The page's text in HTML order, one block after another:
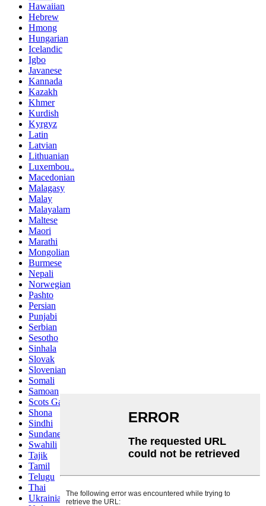
Hawaiian
Hebrew
Hmong
Hungarian
Icelandic
Igbo
Javanese
Kannada
Kazakh
Khmer
Kurdish
Kyrgyz
Latin
Latvian
Lithuanian
Luxembou..
Macedonian
Malagasy
Malay
Malayalam
Maltese
Maori
Marathi
Mongolian
Burmese
Nepali
Norwegian
Pashto
Persian
Punjabi
Serbian
Sesotho
Sinhala
Slovak
Slovenian
Somali
Samoan
Scots Gaelic
Shona
Sindhi
Sundanese
Swahili
Tajik
Tamil
Telugu
Thai
Ukrainian